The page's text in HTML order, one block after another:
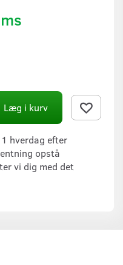
Læg i kurv
hverdag efter
opstå
vi dig med det